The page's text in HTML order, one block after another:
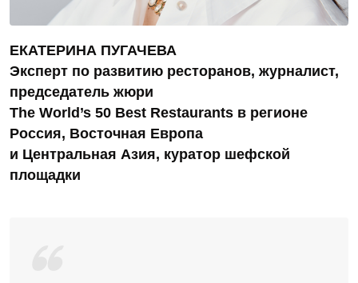
ЕКАТЕРИНА ПУГАЧЕВА
Эксперт по развитию ресторанов, журналист,
председатель жюри
The World’s 50 Best Restaurants в регионе
Россия, Восточная Европа
и Центральная Азия, куратор шефской
площадки